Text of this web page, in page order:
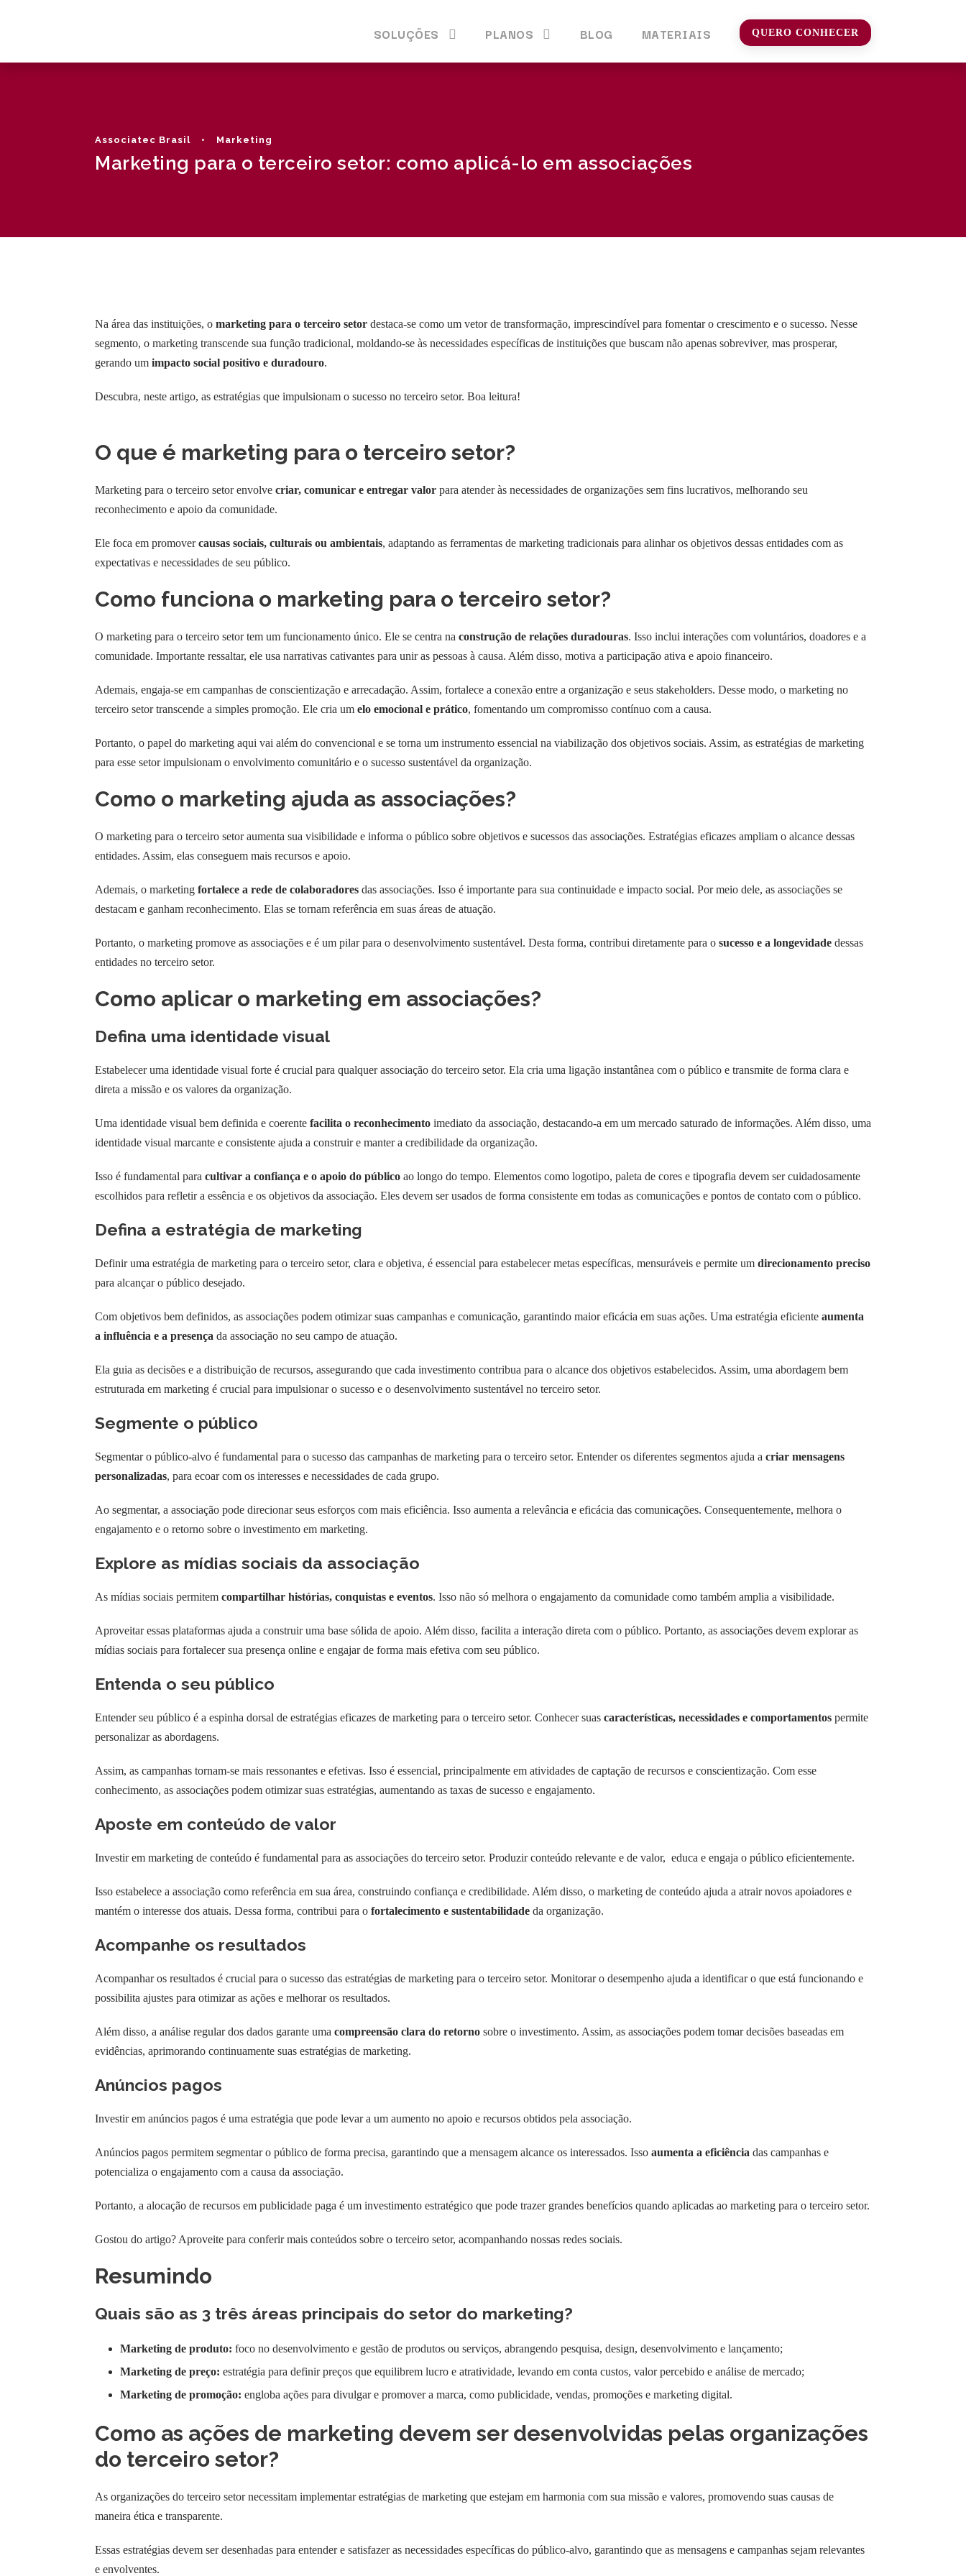
SOLUÇÕES PLANOS BLOG MATERIAIS QUERO CONHECER
Associatec Brasil • Marketing
Marketing para o terceiro setor: como aplicá-lo em associações
Na área das instituições, o marketing para o terceiro setor destaca-se como um vetor de transformação, imprescindível para fomentar o crescimento e o sucesso. Nesse
segmento, o marketing transcende sua função tradicional, moldando-se às necessidades específicas de instituições que buscam não apenas sobreviver, mas prosperar,
gerando um impacto social positivo e duradouro.
Descubra, neste artigo, as estratégias que impulsionam o sucesso no terceiro setor. Boa leitura!
O que é marketing para o terceiro setor?
Marketing para o terceiro setor envolve criar, comunicar e entregar valor para atender às necessidades de organizações sem fins lucrativos, melhorando seu
reconhecimento e apoio da comunidade.
Ele foca em promovercausas sociais, culturais ou ambientais, adaptando as ferramentas de marketing tradicionais para alinhar os objetivos dessas entidades com as
expectativas e necessidades de seu público.
Como funciona o marketing para o terceiro setor?
O marketing para o terceiro setor tem um funcionamento único. Ele se centra na construção de relações duradouras. Isso inclui interações com voluntários, doadores e a
comunidade. Importante ressaltar, ele usa narrativas cativantes para unir as pessoas à causa. Além disso, motiva a participação ativa e apoio financeiro.
Ademais, engaja-se em campanhas de conscientização e arrecadação. Assim, fortalece a conexão entre a organização e seus stakeholders. Desse modo, o marketing no
terceiro setor transcende a simples promoção. Ele cria um elo emocional e prático, fomentando um compromisso contínuo com a causa.
Portanto, o papel do marketing aqui vai além do convencional e se torna um instrumento essencial na viabilização dos objetivos sociais. Assim, as estratégias de marketing
para esse setor impulsionam o envolvimento comunitário e o sucesso sustentável da organização.
Como o marketing ajuda as associações?
O marketing para o terceiro setor aumenta sua visibilidade e informa o público sobre objetivos e sucessos das associações. Estratégias eficazes ampliam o alcance dessas
entidades. Assim, elas conseguem mais recursos e apoio.
Ademais, o marketing fortalece a rede de colaboradores das associações. Isso é importante para sua continuidade e impacto social. Por meio dele, as associações se
destacam e ganham reconhecimento. Elas se tornam referência em suas áreas de atuação.
Portanto, o marketing promove as associações e é um pilar para o desenvolvimento sustentável. Desta forma, contribui diretamente para o sucesso e a longevidade dessas
entidades no terceiro setor.
Como aplicar o marketing em associações?
Defina uma identidade visual
Estabelecer uma identidade visual forte é crucial para qualquer associação do terceiro setor. Ela cria uma ligação instantânea com o público e transmite de forma clara e
direta a missão e os valores da organização.
Uma identidade visual bem definida e coerente facilita o reconhecimento imediato da associação, destacando-a em um mercado saturado de informações. Além disso, uma
identidade visual marcante e consistente ajuda a construir e manter a credibilidade da organização.
Isso é fundamental para cultivar a confiança e o apoio do público ao longo do tempo. Elementos como logotipo, paleta de cores e tipografia devem ser cuidadosamente
escolhidos para refletir a essência e os objetivos da associação. Eles devem ser usados de forma consistente em todas as comunicações e pontos de contato com o público.
Defina a estratégia de marketing
Definir uma estratégia de marketing para o terceiro setor, clara e objetiva, é essencial para estabelecer metas específicas, mensuráveis e permite um direcionamento preciso
para alcançar o público desejado.
Com objetivos bem definidos, as associações podem otimizar suas campanhas e comunicação, garantindo maior eficácia em suas ações. Uma estratégia eficiente aumenta
a influência e a presença da associação no seu campo de atuação.
Ela guia as decisões e a distribuição de recursos, assegurando que cada investimento contribua para o alcance dos objetivos estabelecidos. Assim, uma abordagem bem
estruturada em marketing é crucial para impulsionar o sucesso e o desenvolvimento sustentável no terceiro setor.
Segmente o público
Segmentar o público-alvo é fundamental para o sucesso das campanhas de marketing para o terceiro setor. Entender os diferentes segmentos ajuda a criar mensagens
personalizadas, para ecoar com os interesses e necessidades de cada grupo.
Ao segmentar, a associação pode direcionar seus esforços com mais eficiência. Isso aumenta a relevância e eficácia das comunicações. Consequentemente, melhora o
engajamento e o retorno sobre o investimento em marketing.
Explore as mídias sociais da associação
As mídias sociais permitem compartilhar histórias, conquistas e eventos. Isso não só melhora o engajamento da comunidade como também amplia a visibilidade.
Aproveitar essas plataformas ajuda a construir uma base sólida de apoio. Além disso, facilita a interação direta com o público. Portanto, as associações devem explorar as
mídias sociais para fortalecer sua presença online e engajar de forma mais efetiva com seu público.
Entenda o seu público
Entender seu público é a espinha dorsal de estratégias eficazes de marketing para o terceiro setor. Conhecer suas características, necessidades e comportamentos permite
personalizar as abordagens.
Assim, as campanhas tornam-se mais ressonantes e efetivas. Isso é essencial, principalmente em atividades de captação de recursos e conscientização. Com esse
conhecimento, as associações podem otimizar suas estratégias, aumentando as taxas de sucesso e engajamento.
Aposte em conteúdo de valor
Investir em marketing de conteúdo é fundamental para as associações do terceiro setor. Produzir conteúdo relevante e de valor, educa e engaja o público eficientemente.
Isso estabelece a associação como referência em sua área, construindo confiança e credibilidade. Além disso, o marketing de conteúdo ajuda a atrair novos apoiadores e
mantém o interesse dos atuais. Dessa forma, contribui para o fortalecimento e sustentabilidade da organização.
Acompanhe os resultados
Acompanhar os resultados é crucial para o sucesso das estratégias de marketing para o terceiro setor. Monitorar o desempenho ajuda a identificar o que está funcionando e
possibilita ajustes para otimizar as ações e melhorar os resultados.
Além disso, a análise regular dos dados garante uma compreensão clara do retorno sobre o investimento. Assim, as associações podem tomar decisões baseadas em
evidências, aprimorando continuamente suas estratégias de marketing.
Anúncios pagos
Investir em anúncios pagos é uma estratégia que pode levar a um aumento no apoio e recursos obtidos pela associação.
Anúncios pagos permitem segmentar o público de forma precisa, garantindo que a mensagem alcance os interessados. Isso aumenta a eficiência das campanhas e
potencializa o engajamento com a causa da associação.
Portanto, a alocação de recursos em publicidade paga é um investimento estratégico que pode trazer grandes benefícios quando aplicadas ao marketing para o terceiro setor.
Gostou do artigo? Aproveite para conferir mais conteúdos sobre o terceiro setor, acompanhando nossas redes sociais.
Resumindo
Quais são as 3 três áreas principais do setor do marketing?
Marketing de produto: foco no desenvolvimento e gestão de produtos ou serviços, abrangendo pesquisa, design, desenvolvimento e lançamento;
Marketing de preço: estratégia para definir preços que equilibrem lucro e atratividade, levando em conta custos, valor percebido e análise de mercado;
Marketing de promoção: engloba ações para divulgar e promover a marca, como publicidade, vendas, promoções e marketing digital.
Como as ações de marketing devem ser desenvolvidas pelas organizações
do terceiro setor?
As organizações do terceiro setor necessitam implementar estratégias de marketing que estejam em harmonia com sua missão e valores, promovendo suas causas de
maneira ética e transparente.
Essas estratégias devem ser desenhadas para entender e satisfazer as necessidades específicas do público-alvo, garantindo que as mensagens e campanhas sejam relevantes
e envolventes.